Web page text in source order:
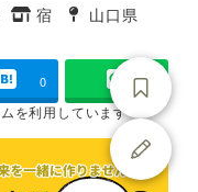
ンル
タグ
宿
タグ
山口県
0
を利用しています